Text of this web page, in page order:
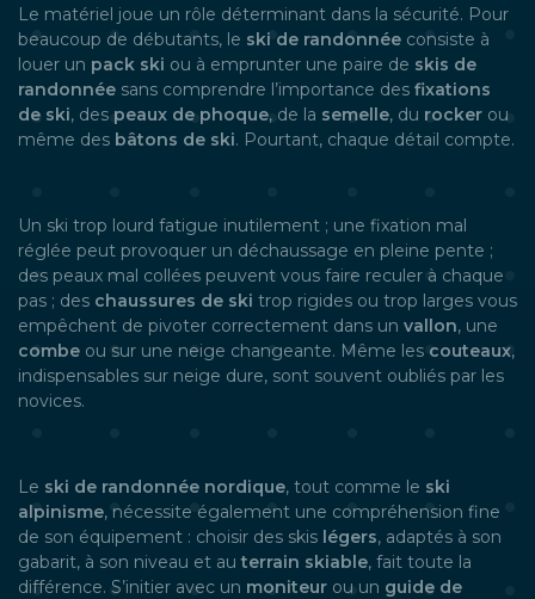
Le matériel joue un rôle déterminant dans la sécurité. Pour
beaucoup de débutants, le ski de randonnée consiste à
louer un pack ski ou à emprunter une paire de skis de
randonnée sans comprendre l’importance des fixations
de ski, des peaux de phoque, de la semelle, du rocker ou
même des bâtons de ski. Pourtant, chaque détail compte.
Un ski trop lourd fatigue inutilement ; une fixation mal
réglée peut provoquer un déchaussage en pleine pente ;
des peaux mal collées peuvent vous faire reculer à chaque
pas ; des chaussures de ski trop rigides ou trop larges vous
empêchent de pivoter correctement dans un vallon, une
combe ou sur une neige changeante. Même les couteaux,
indispensables sur neige dure, sont souvent oubliés par les
novices.
Le ski de randonnée nordique, tout comme le ski
alpinisme, nécessite également une compréhension fine
de son équipement : choisir des skis légers, adaptés à son
gabarit, à son niveau et auterrain skiable, fait toute la
différence. S’initier avec un moniteur ou un guide de